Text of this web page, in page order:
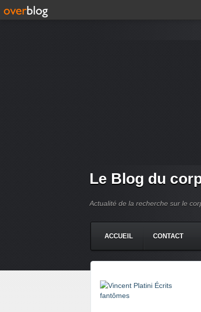
Le Blog du
Actualité de la recherche sur le
ACCUEIL CONTACT